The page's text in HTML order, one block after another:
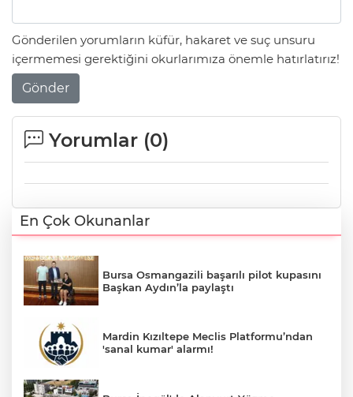
Gönderilen yorumların küfür, hakaret ve suç unsuru
içermemesi gerektiğini okurlarımıza önemle hatırlatırız!
Gönder
Yorumlar (0)
En Çok Okunanlar
Bursa Osmangazili başarılı pilot kupasını
Başkan Aydın’la paylaştı
Mardin Kızıltepe Meclis Platformu’ndan
'sanal kumar' alarmı!